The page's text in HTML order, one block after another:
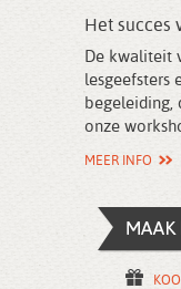
Het succes
De kwaliteit
lesgeefsters
begeleiding,
onze
MEER INFO